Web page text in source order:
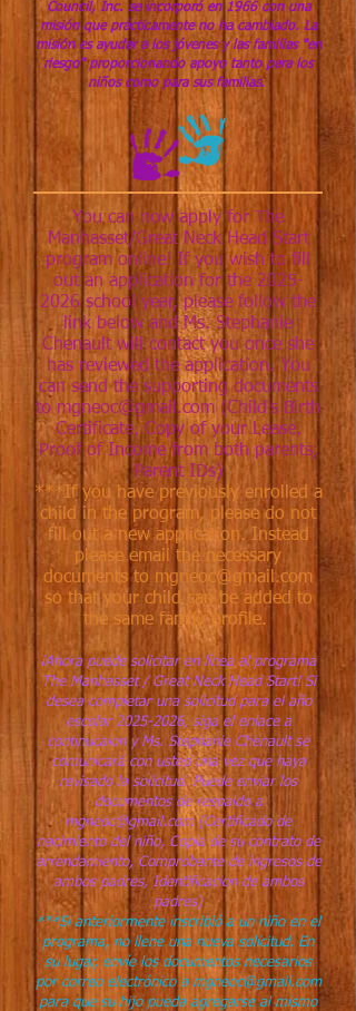
Council, Inc. se incorporó en 1966 con una
misión que prácticamente no ha cambiado. La
misión es ayudar a los jóvenes y las familias "en
riesgo" proporcionando apoyo tanto para los
niños como para sus familias.
You can now apply for The
Manhasset/Great Neck Head Start
program online! If you wish to fill
out an application for the 2025-
2026 school year, please follow the
link below and Ms. Stephanie
Chenault will contact you once she
has reviewed the application. You
can send the supporting documents
to mgneoc@gmail.com (Child's Birth
Certificate, Copy of your Lease,
Proof of Income from both parents,
Parent IDs)
***If you have previously enrolled a
child in the program, please do not
fill out a new application. Instead
please email the necessary
documents to mgneoc@gmail.com
so that your child can be added to
the same family profile.
¡Ahora puede solicitar en línea al programa
The Manhasset / Great Neck Head Start! Si
desea completar una solicitud para el año
escolar2025-2026, siga el enlace a
continucaion y Ms. Stephanie Chenaultse
comunicará con usted una vez que haya
revisado la solicitud. Puede enviar los
documentos de respaldo a
mgneoc@gmail.com(Certificado de
nacimiento del niño, Copia de su contrato de
arrendamiento, Comprobante de ingresos de
ambos padres, Identificacion de ambos
padres)
***Si anteriormente inscribió a un niño en el
programa, no llene una nueva solicitud. En
su lugar, envíe los documentos necesarios
por correo electrónico a mgneoc@gmail.com
para que su hijo pueda agregarse al mismo